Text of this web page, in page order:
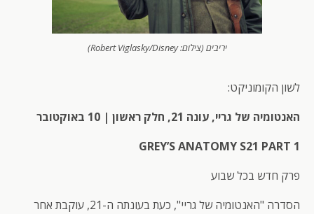
יריבים (צילום: Robert Viglasky/Disney)
לשון הקומוניקט:
האנטומיה של גריי, עונה 21, חלק ראשון | 10 באוקטובר
GREY’S ANATOMY S21 PART 1
פרק חדש בכל שבוע
הסדרה "האנטומיה של גריי", כעת בעונתה ה-21, עוקבת אחר